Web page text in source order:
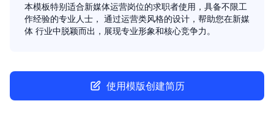
本模板特别适合新媒体运营岗位的求职者使用，具备不限工
作经验的专业人士， 通过运营类风格的设计，帮助您在新媒
体 行业中脱颖而出，展现专业形象和核心竞争力。
使用模版创建简历